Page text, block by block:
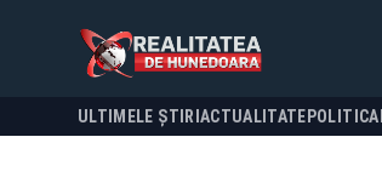
ULTIMELE ȘTIRI ACTUALITATE POLITICA